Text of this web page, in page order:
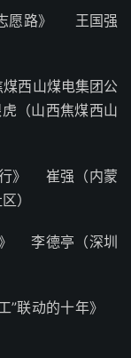
志愿路》 王国强
西山煤电集团公
（山西焦煤西山
行》 崔强（内蒙
）
》 李德亭（深圳
”联动的十年》